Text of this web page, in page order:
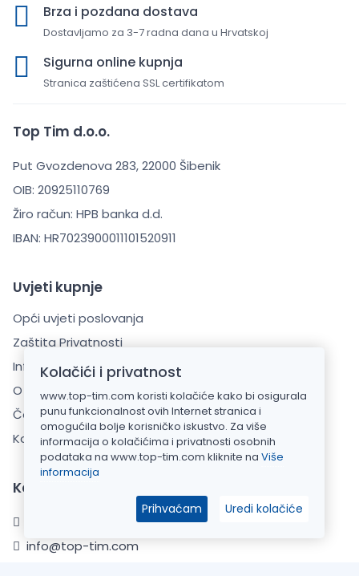
Brza i pozdana dostava
Dostavljamo za 3-7 radna dana u Hrvatskoj
Sigurna online kupnja
Stranica zaštićena SSL certifikatom
Top Tim d.o.o.
Put Gvozdenova 283, 22000 Šibenik
OIB: 20925110769
Žiro račun: HPB banka d.d.
IBAN: HR7023900011101520911
Uvjeti kupnje
Opći uvjeti poslovanja
Zaštita Privatnosti
Informacije o dostavi
O Nama
Česta pitanja (FAQ)
Kontaktirajte nas
Kontaktirajte nas
info@top-tim.com
Kolačići i privatnost
www.top-tim.com koristi kolačiće kako bi osigurala
punu funkcionalnost ovih Internet stranica i
omogućila bolje korisničko iskustvo. Za više
informacija o kolačićima i privatnosti osobnih
podataka na www.top-tim.com kliknite na Više
informacija
Prihvaćam Uredi kolačiće